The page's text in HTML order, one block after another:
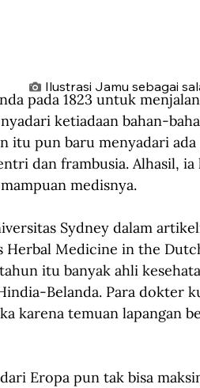
Ilustrasi Jamu sebagai
pada 1823 untuk
ketiadaan bahan-
itu pun baru menyadari
dan frambusia. Alhasil, ia
medisnya.
Sydney dalam
Herbal Medicine in the
itu banyak ahli
Belanda. Para dokter
karena temuan lapangan
Eropa pun tak bisa